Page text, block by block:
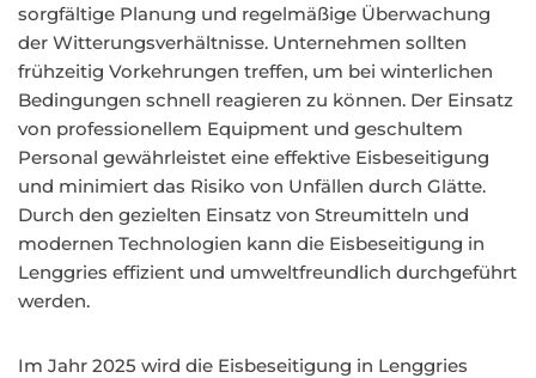
sorgfältige Planung und regelmäßige Überwachung
der Witterungsverhältnisse. Unternehmen sollten
frühzeitig Vorkehrungen treffen, um bei winterlichen
Bedingungen schnell reagieren zu können. Der Einsatz
von professionellem Equipment und geschultem
Personal gewährleistet eine effektive Eisbeseitigung
und minimiert das Risiko von Unfällen durch Glätte.
Durch den gezielten Einsatz von Streumitteln und
modernen Technologien kann die Eisbeseitigung in
Lenggries effizient und umweltfreundlich durchgeführt
werden.
Im Jahr 2025 wird die Eisbeseitigung in Lenggries